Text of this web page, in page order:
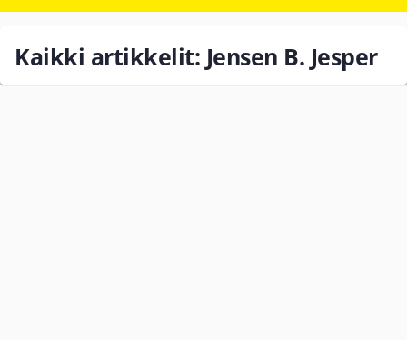
Kaikki artikkelit: Jensen B. Jesper